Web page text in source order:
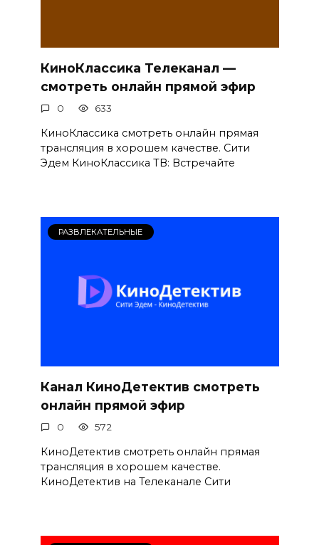
КиноКлассика Телеканал —
смотреть онлайн прямой эфир
0 633
КиноКлассика смотреть онлайн прямая
трансляция в хорошем качестве. Сити
Эдем КиноКлассика ТВ: Встречайте
РАЗВЛЕКАТЕЛЬНЫЕ
Канал КиноДетектив смотреть
онлайн прямой эфир
0 572
КиноДетектив смотреть онлайн прямая
трансляция в хорошем качестве.
КиноДетектив на Телеканале Сити